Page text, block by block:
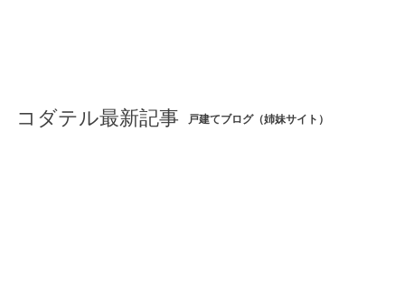
コダテル最新記事 戸建てブログ（姉妹サイト）